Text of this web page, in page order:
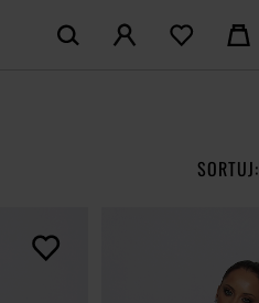
SORTUJ: